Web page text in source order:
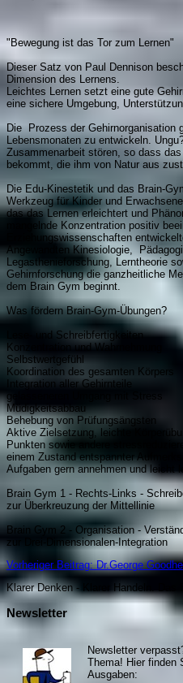
"Bewegung ist das Tor zum Lernen"
Dieser Satz von Paul Dennison
Dimension des Lernens.
Leichtes Lernen setzt eine gute
eine sichere Umgebung,
Die Prozess der Gehirnorganisation
Lebensmonaten zu entwickeln.
Zusammenarbeit stören, so dass
bekommt, die ihm von Natur aus
Die Edu-Kinestetik und das Brain-
Werkzeug für Kinder und
das das Lernen erleichtert und
mangelnde Konzentration positiv
Erziehungswissenschaften
Angewandten Kinesiologie,
Legasthenieforschung, Lerntheorie
Gehirnforschung die ganzheitliche
dem Brain Gym beginnt.
Was fördern Brain-Gym-Übungen?
Lese- und Schreibfertigkeiten
Konzentration und Wahrnehmung
Selbstwertgefühl
Koordination des gesamten Körpers
Integration aller Gehirnteile
gelasseneren Umgang mit Stress
Müdigkeitsabbau
Behebung von Prüfungsängsten
Aktive Zielsetzung, leichte
Punkten sowie andere
einem Zustand entspannter
Aufgaben gern annehmen und leicht
Brain Gym 1 - Rechts-Links -
zur Überkreuzung der Mittellinie
Brain Gym 2 - Organisation -
zur Drei-Dimensionalen-Integration
Vorheriger Beitrag: Dr.George
Klarer Denken - Klarer Handeln. Da
Newsletter
Newsletter
Thema! Hier finden
Ausgaben: